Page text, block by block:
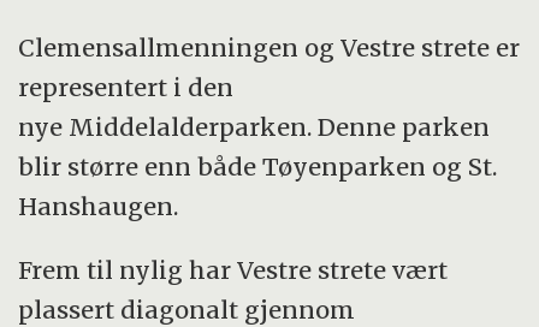
Clemensallmenningen og Vestre strete er
representert i den
nye Middelalderparken. Denne parken
blir større enn både Tøyenparken og St.
Hanshaugen.
Frem til nylig har Vestre strete vært
plassert diagonalt gjennom